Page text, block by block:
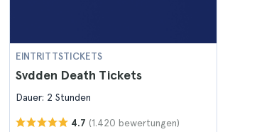
EINTRITTSTICKETS
Svdden Death Tickets
Dauer: 2 Stunden
4.7 (1.420 bewertungen)